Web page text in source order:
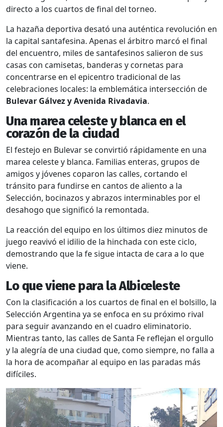
directo a los cuartos de final del torneo.
La hazaña deportiva desató una auténtica revolución en
la capital santafesina. Apenas el árbitro marcó el final
del encuentro, miles de santafesinos salieron de sus
casas con camisetas, banderas y cornetas para
concentrarse en el epicentro tradicional de las
celebraciones locales: la emblemática intersección de
Bulevar Gálvez y Avenida Rivadavia.
Una marea celeste y blanca en el
corazón de la ciudad
El festejo en Bulevar se convirtió rápidamente en una
marea celeste y blanca. Familias enteras, grupos de
amigos y jóvenes coparon las calles, cortando el
tránsito para fundirse en cantos de aliento a la
Selección, bocinazos y abrazos interminables por el
desahogo que significó la remontada.
La reacción del equipo en los últimos diez minutos de
juego reavivó el idilio de la hinchada con este ciclo,
demostrando que la fe sigue intacta de cara a lo que
viene.
Lo que viene para la Albiceleste
Con la clasificación a los cuartos de final en el bolsillo, la
Selección Argentina ya se enfoca en su próximo rival
para seguir avanzando en el cuadro eliminatorio.
Mientras tanto, las calles de Santa Fe reflejan el orgullo
y la alegría de una ciudad que, como siempre, no falla a
la hora de acompañar al equipo en las paradas más
difíciles.